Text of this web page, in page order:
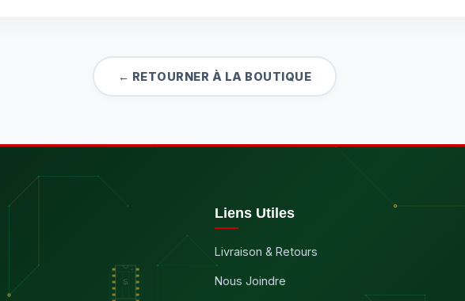
← RETOURNER À LA BOUTIQUE
Liens Utiles
Livraison & Retours
Nous Joindre